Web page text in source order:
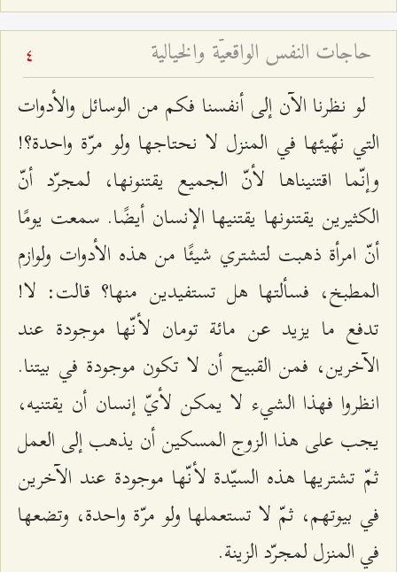
حاجات النفس الواقعيّة والخيالية 4
لو نظرنا الآن إلى أنفسنا فكم من الوسائل والأدوات
التي نهّيئها في المنزل لا نحتاجها ولو مرّة واحدة؟!
وإنّما اقتنيناها لأنّ الجميع يقتنونها، لمجرّد أنّ
الكثيرين يقتنونها يقتنيها الإنسان أيضًا. سمعت يومًا
أنّ امرأة ذهبت لتشتري شيئًا من هذه الأدوات ولوازم
المطبخ، فسألتها هل تستفيدين منها؟ قالت: لا!
تدفع ما يزيد عن مائة تومان لأنّها موجودة عند
الآخرين، فمن القبيح أن لا تكون موجودة في بيتنا.
انظروا فهذا الشيء لا يمكن لأيّ إنسان أن يقتنيه،
يجب على هذا الزوج المسكين أن يذهب إلى العمل
ثمّ تشتريها هذه السيّدة لأنّها موجودة عند الآخرين
في بيوتهم، ثمّ لا تستعملها ولو مرّة واحدة، وتضعها
في المنزل لمجرّد الزينة.